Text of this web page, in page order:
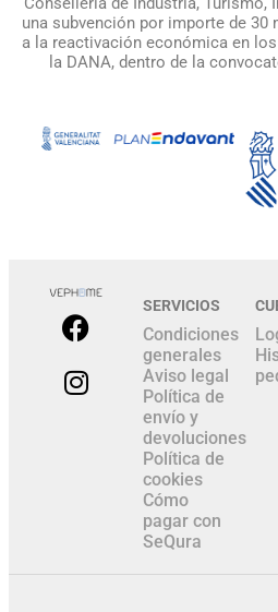
una subvención por importe de 30
a la reactivación económica en
la DANA, dentro de la
SERVICIOS
Condiciones
generales
Aviso legal
Política de
envío y
devoluciones
Política de
cookies
Cómo
pagar con
SeQura